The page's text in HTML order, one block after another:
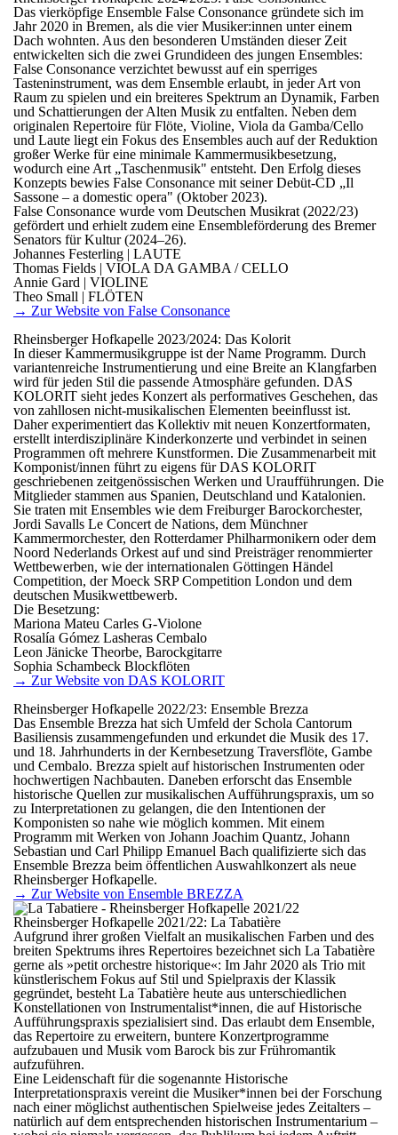
Das vierköpfige Ensemble False Consonance gründete sich im
Jahr 2020 in Bremen, als die vier Musiker:innen unter einem
Dach wohnten. Aus den besonderen Umständen dieser Zeit
entwickelten sich die zwei Grundideen des jungen Ensembles:
False Consonance verzichtet bewusst auf ein sperriges
Tasteninstrument, was dem Ensemble erlaubt, in jeder Art von
Raum zu spielen und ein breiteres Spektrum an Dynamik, Farben
und Schattierungen der Alten Musik zu entfalten. Neben dem
originalen Repertoire für Flöte, Violine, Viola da Gamba/Cello
und Laute liegt ein Fokus des Ensembles auch auf der Reduktion
großer Werke für eine minimale Kammermusikbesetzung,
wodurch eine Art „Taschenmusik" entsteht. Den Erfolg dieses
Konzepts bewies False Consonance mit seiner Debüt-CD „Il
Sassone – a domestic opera" (Oktober 2023).
False Consonance wurde vom Deutschen Musikrat (2022/23)
gefördert und erhielt zudem eine Ensembleförderung des Bremer
Senators für Kultur (2024–26).
Johannes Festerling | LAUTE
Thomas Fields | VIOLA DA GAMBA / CELLO
Annie Gard | VIOLINE
Theo Small | FLÖTEN
→ Zur Website von False Consonance
Rheinsberger Hofkapelle 2023/2024: Das Kolorit
In dieser Kammermusikgruppe ist der Name Programm. Durch
variantenreiche Instrumentierung und eine Breite an Klangfarben
wird für jeden Stil die passende Atmosphäre gefunden. DAS
KOLORIT sieht jedes Konzert als performatives Geschehen, das
von zahllosen nicht-musikalischen Elementen beeinflusst ist.
Daher experimentiert das Kollektiv mit neuen Konzertformaten,
erstellt interdisziplinäre Kinderkonzerte und verbindet in seinen
Programmen oft mehrere Kunstformen. Die Zusammenarbeit mit
Komponist/innen führt zu eigens für DAS KOLORIT
geschriebenen zeitgenössischen Werken und Uraufführungen. Die
Mitglieder stammen aus Spanien, Deutschland und Katalonien.
Sie traten mit Ensembles wie dem Freiburger Barockorchester,
Jordi Savalls Le Concert de Nations, dem Münchner
Kammermorchester, den Rotterdamer Philharmonikern oder dem
Noord Nederlands Orkest auf und sind Preisträger renommierter
Wettbewerben, wie der internationalen Göttingen Händel
Competition, der Moeck SRP Competition London und dem
deutschen Musikwettbewerb.
Die Besetzung:
Mariona Mateu Carles G-Violone
Rosalía Gómez Lasheras Cembalo
Leon Jänicke Theorbe, Barockgitarre
Sophia Schambeck Blockflöten
→ Zur Website von DAS KOLORIT
Rheinsberger Hofkapelle 2022/23: Ensemble Brezza
Das Ensemble Brezza hat sich Umfeld der Schola Cantorum
Basiliensis zusammengefunden und erkundet die Musik des 17.
und 18. Jahrhunderts in der Kernbesetzung Traversflöte, Gambe
und Cembalo. Brezza spielt auf historischen Instrumenten oder
hochwertigen Nachbauten. Daneben erforscht das Ensemble
historische Quellen zur musikalischen Aufführungspraxis, um so
zu Interpretationen zu gelangen, die den Intentionen der
Komponisten so nahe wie möglich kommen. Mit einem
Programm mit Werken von Johann Joachim Quantz, Johann
Sebastian und Carl Philipp Emanuel Bach qualifizierte sich das
Ensemble Brezza beim öffentlichen Auswahlkonzert als neue
Rheinsberger Hofkapelle.
→ Zur Website von Ensemble BREZZA
Rheinsberger Hofkapelle 2021/22: La Tabatière
Aufgrund ihrer großen Vielfalt an musikalischen Farben und des
breiten Spektrums ihres Repertoires bezeichnet sich La Tabatière
gerne als »petit orchestre historique«: Im Jahr 2020 als Trio mit
künstlerischem Fokus auf Stil und Spielpraxis der Klassik
gegründet, besteht La Tabatière heute aus unterschiedlichen
Konstellationen von Instrumentalist*innen, die auf Historische
Aufführungspraxis spezialisiert sind. Das erlaubt dem Ensemble,
das Repertoire zu erweitern, buntere Konzertprogramme
aufzubauen und Musik vom Barock bis zur Frühromantik
aufzuführen.
Eine Leidenschaft für die sogenannte Historische
Interpretationspraxis vereint die Musiker*innen bei der Forschung
nach einer möglichst authentischen Spielweise jedes Zeitalters –
natürlich auf dem entsprechenden historischen Instrumentarium –